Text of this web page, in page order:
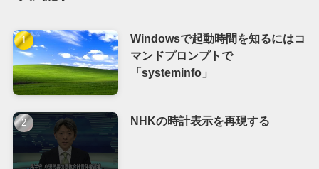
Windowsで起動時間を知るにはコ
マンドプロンプトで
「systeminfo」
NHKの時計表示を再現する